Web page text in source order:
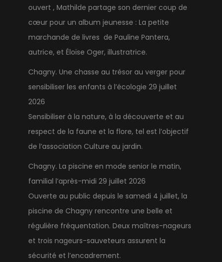
ouvert , Mathilde partage son dernier coup de
cœur pour un album jeunesse : La petite
marchande de livres de Pauline Pantera,
autrice, et Éloïse Oger, illustratrice.
Chagny. Une chasse au trésor au verger pour
sensibiliser les enfants à l’écologie 29 juillet
2026
Sensibiliser à la nature, à la découverte et au
respect de la faune et la flore, tel est l’objectif
de l’association Culture au jardin.
Chagny. La piscine en mode senior le matin,
familial l’après-midi 29 juillet 2026
Ouverte au public depuis le samedi 4 juillet, la
piscine de Chagny rencontre une belle et
régulière fréquentation. Deux maîtres-nageurs
et trois nageurs-sauveteurs assurent la
sécurité et l’encadrement.